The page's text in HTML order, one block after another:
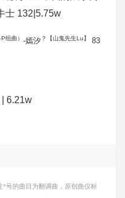
士 132|5.75w
P组曲） -嫣汐 ？【山鬼先生Lu】
83
6.21w
号的曲目为翻调曲，原创曲仅标